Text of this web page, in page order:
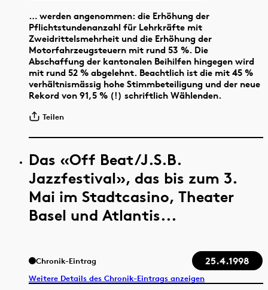
… werden angenommen: die Erhöhung der
Pflichtstundenanzahl für Lehrkräfte mit
Zweidrittelsmehrheit und die Erhöhung der
Motorfahrzeugsteuern mit rund 53 %. Die
Abschaffung der kantonalen Beihilfen hingegen wird
mit rund 52 % abgelehnt. Beachtlich ist die mit 45 %
verhältnismässig hohe Stimmbeteiligung und der neue
Rekord von 91,5 % (!) schriftlich Wählenden.
Teilen
Das «Off Beat/J.S.B.
Jazzfestival», das bis zum 3.
Mai im Stadtcasino, Theater
Basel und Atlantis...
Chronik-Eintrag 25.4.1998
Weitere Details des Chronik-Eintrags anzeigen